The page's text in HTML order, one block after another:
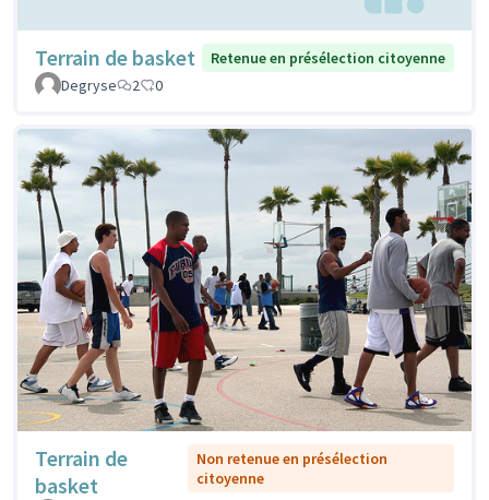
Terrain de basket
Retenue en présélection citoyenne
Degryse
2 0
Terrain de
basket
Non retenue en présélection
citoyenne